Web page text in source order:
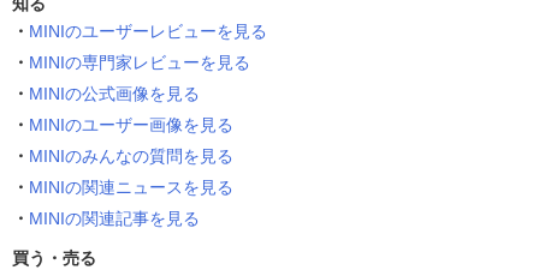
MINIのユーザーレビューを見る
MINIの専門家レビューを見る
MINIの公式画像を見る
MINIのユーザー画像を見る
MINIのみんなの質問を見る
MINIの関連ニュースを見る
MINIの関連記事を見る
買う・売る